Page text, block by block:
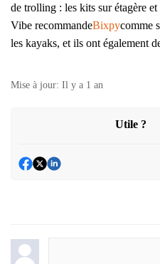
de trolling : les kits sur étagère
Vibe recommandeBixpycomme
les kayaks, et ils ont également
Mise à jour: Il y a 1 an
Utile ?